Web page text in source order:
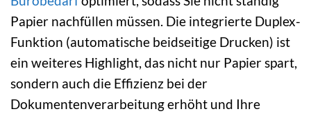
Papier nachfüllen müssen. Die integrierte Duplex-
Funktion (automatische beidseitige Drucken) ist
ein weiteres Highlight, das nicht nur Papier spart,
sondern auch die Effizienz bei der
Dokumentenverarbeitung erhöht und Ihre